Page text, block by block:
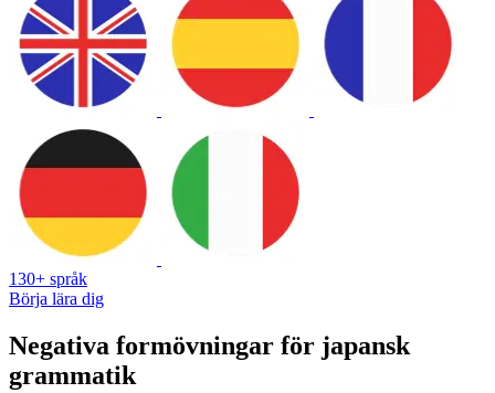
130+ språk
Börja lära dig
Negativa formövningar för japansk
grammatik